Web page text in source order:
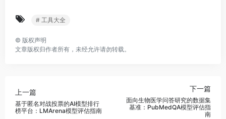
# 工具大全
© 版权声明
文章版权归作者所有，未经允许请勿转载。
上一篇
基于匿名对战投票的AI模型排行
榜平台：LMArena模型评估指南
下一篇
面向生物医学问答研究的数据集
基准：PubMedQA模型评估指
南